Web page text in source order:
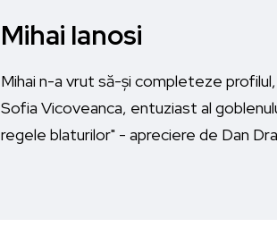
Mihai Ianosi
Mihai n-a vrut să-și completeze
Sofia Vicoveanca, entuziast al
regele blaturilor" - apreciere de Dan